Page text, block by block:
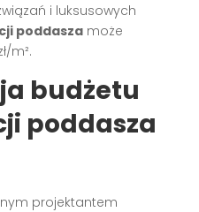
i luksusowych
poddasza może
m².
budżetu
poddasza
projektantem